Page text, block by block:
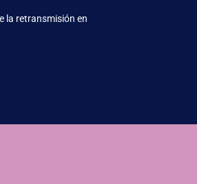
la retransmisión en